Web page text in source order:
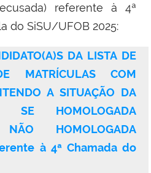
referente à 4ª
do SiSU/UFOB 2025:
DA LISTA DE
MATRÍCULAS COM
A SITUAÇÃO DA
SE HOMOLOGADA
HOMOLOGADA
à 4ª Chamada do